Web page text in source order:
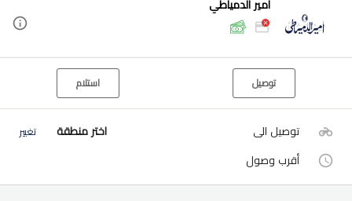
امير الدمياطي
توصيل استلام
توصيل الى اختر منطقة تغيير
أقرب وصول